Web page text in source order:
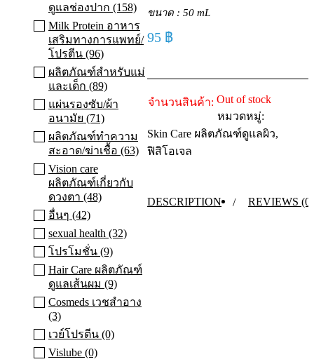
ดูแลช่องปาก (158)
Milk Protein อาหาร
เสริมทางการแพทย์/
โปรตีน (96)
ผลิตภัณฑ์สำหรับแม่
และเด็ก (89)
แผ่นรองซับ/ผ้า
อนามัย (71)
ผลิตภัณฑ์ทําความ
สะอาด/ฆ่าเชื้อ (63)
Vision care
ผลิตภัณฑ์เกี่ยวกับ
ดวงตา (48)
อื่นๆ (42)
sexual health (32)
โปรโมชั่น (9)
Hair Care ผลิตภัณฑ์
ดูแลเส้นผม (9)
Cosmeds เวชสําอาง
(3)
เวย์โปรตีน (0)
Vislube (0)
ขนาด : 50 mL
95 ฿
จำนวนสินค้า: Out of stock
หมวดหมู่:
Skin Care ผลิตภัณฑ์ดูแลผิว,
ฟิสิโอเจล
DESCRIPTION REVIEWS (0)